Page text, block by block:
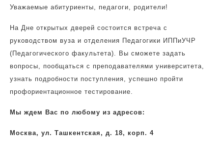
Уважаемые абитуриенты, педагоги, родители!
На Дне открытых дверей состоится встреча с
руководством вуза и отделения Педагогики ИППиУЧР
(Педагогического факультета). Вы сможете задать
вопросы, пообщаться с преподавателями университета,
узнать подробности поступления, успешно пройти
профориентационное тестирование.
Мы ждем Вас по любому из адресов:
Москва, ул. Ташкентская, д. 18, корп. 4